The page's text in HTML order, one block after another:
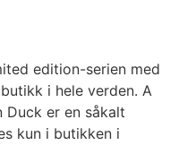
edition-serien med
i hele verden. A
Duck er en såkalt
kun i butikken i